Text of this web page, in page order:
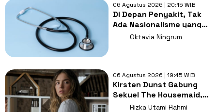
06 Agustus 2026 | 20:15 WIB
Di Depan Penyakit, Tak
Ada Nasionalisme yang
Lebih Penting dari
Oktavia Ningrum
06 Agustus 2026 | 19:45 WIB
Kirsten Dunst Gabung
Sekuel The Housemaid,
Intip Sinopsis dan Jadwal
Rizka Utami Rahmi